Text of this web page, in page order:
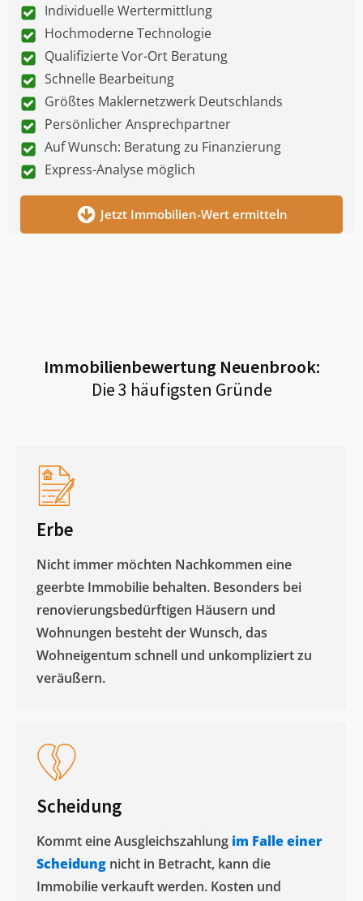
Individuelle Wertermittlung
Hochmoderne Technologie
Qualifizierte Vor-Ort Beratung
Schnelle Bearbeitung
Größtes Maklernetzwerk Deutschlands
Persönlicher Ansprechpartner
Auf Wunsch: Beratung zu Finanzierung
Express-Analyse möglich
Jetzt Immobilien-Wert ermitteln
Immobilienbewertung Neuenbrook:
Die 3 häufigsten Gründe
Erbe
Nicht immer möchten Nachkommen eine
geerbte Immobilie behalten. Besonders bei
renovierungsbedürftigen Häusern und
Wohnungen besteht der Wunsch, das
Wohneigentum schnell und unkompliziert zu
veräußern. ​
Scheidung
Kommt eine Ausgleichszahlung im Falle einer
Scheidung nicht in Betracht, kann die
Immobilie verkauft werden. Kosten und